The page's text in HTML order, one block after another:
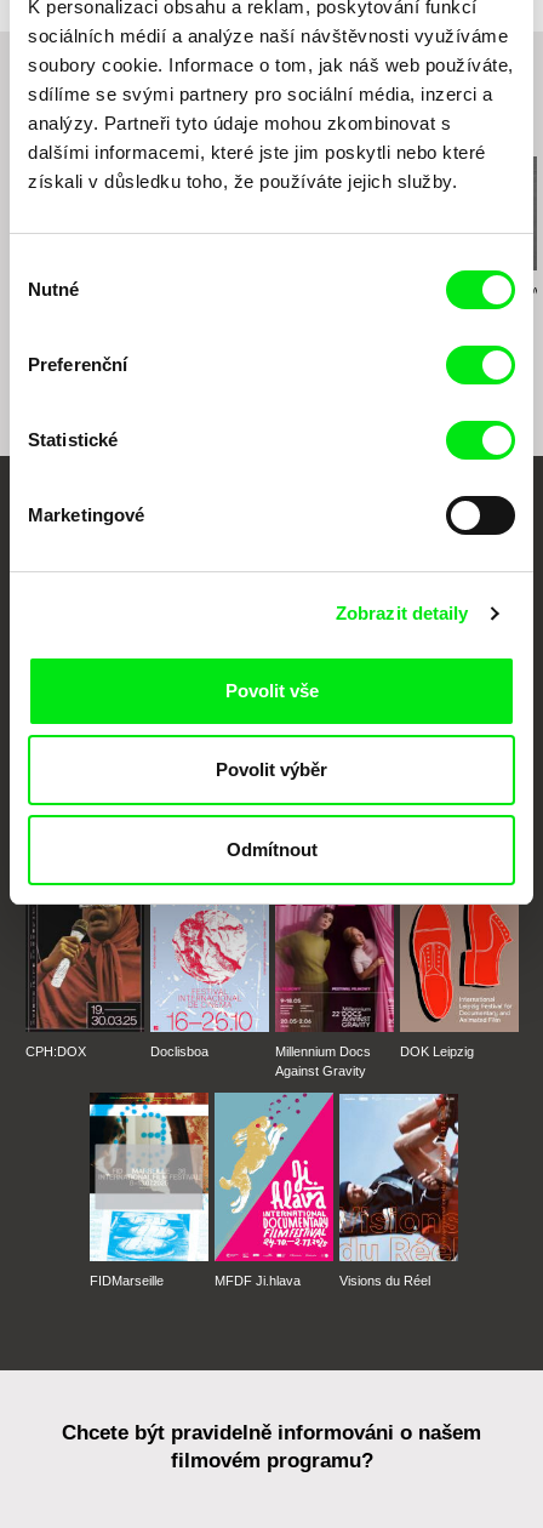
K personalizaci obsahu a reklam, poskytování funkcí
sociálních médií a analýze naší návštěvnosti využíváme
soubory cookie. Informace o tom, jak náš web používáte,
sdílíme se svými partnery pro sociální média, inzerci a
analýzy. Partneři tyto údaje mohou zkombinovat s
dalšími informacemi, které jste jim poskytli nebo které
získali v důsledku toho, že používáte jejich služby.
souhlasu
Nutné
Preferenční
Statistické
Marketingové
Zobrazit detaily
Povolit vše
Povolit výběr
Odmítnout
Související filmy (20)
Daniela Meressa Rusnoková Barbora
Čiary
dokumentární kino
Nové festivalové filmy
každý týden
posouvat hranice dokumentárního filmu, propagovat jeho rozmanitost a
podporovat kvalitní autorské filmy.
Členové Doc Alliance
CPH:DOX Doclisboa
Millennium Docs
Against Gravity
DOK Leipzig
FIDMarseille MFDF Ji.hlava Visions du Réel
Chcete být pravidelně informováni o našem
filmovém programu?